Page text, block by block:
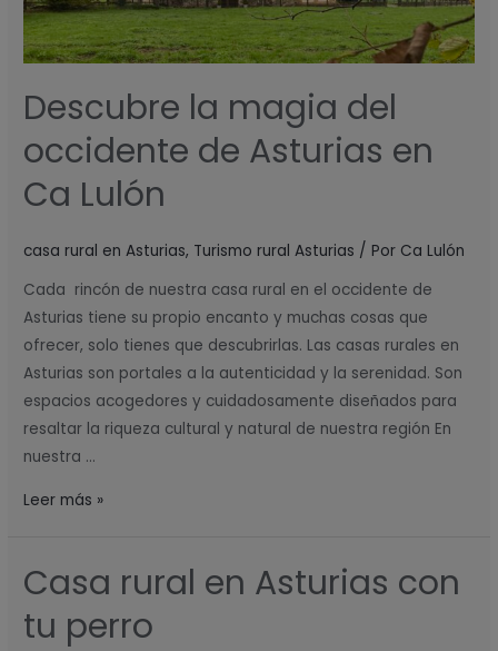
Descubre la magia del
occidente de Asturias en
Ca Lulón
casa rural en Asturias, Turismo rural Asturias / Por Ca Lulón
Cada rincón de nuestra casa rural en el occidente de
Asturias tiene su propio encanto y muchas cosas que
ofrecer, solo tienes que descubrirlas. Las casas rurales en
Asturias son portales a la autenticidad y la serenidad. Son
espacios acogedores y cuidadosamente diseñados para
resaltar la riqueza cultural y natural de nuestra región En
nuestra …
en
Ca
Leer más »
Casa rural en Asturias con
tu perro
Casa
rural
en